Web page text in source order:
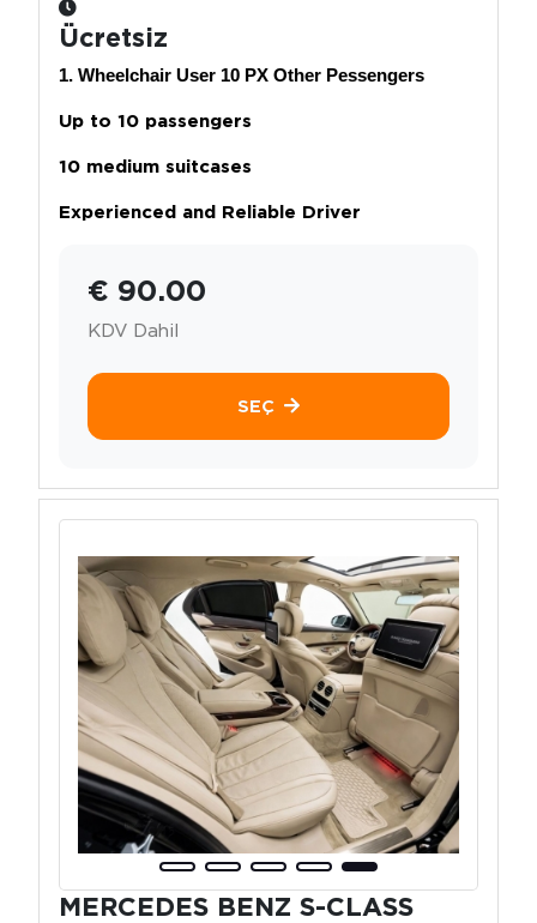
Ücretsiz
1. Wheelchair User 10 PX Other Pessengers
Up to 10 passengers
10 medium suitcases
Experienced and Reliable Driver
€ 90.00
KDV Dahil
SEÇ
MERCEDES BENZ S-CLASS